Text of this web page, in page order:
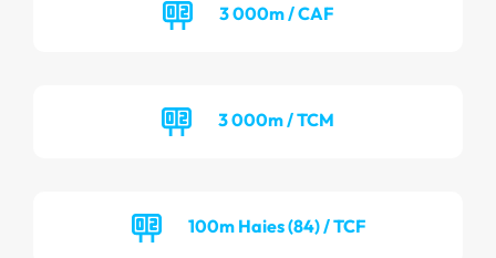
3 000m / CAF
3 000m / TCM
100m Haies (84) / TCF